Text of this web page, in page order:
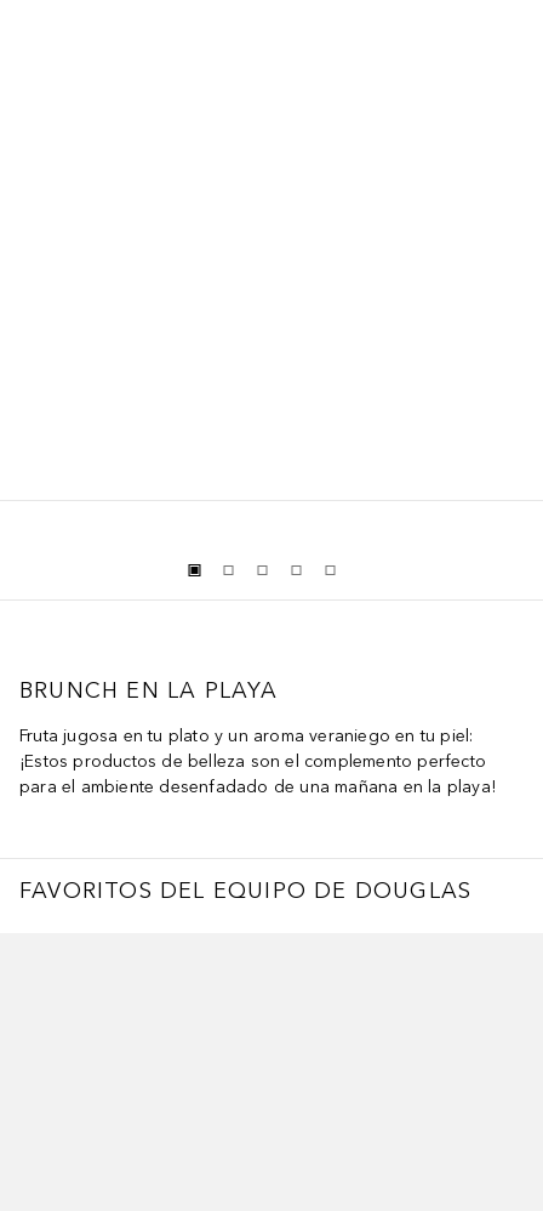
BRUNCH EN LA PLAYA
Fruta jugosa en tu plato y un aroma veraniego en tu piel:
¡Estos productos de belleza son el complemento perfecto
para el ambiente desenfadado de una mañana en la playa!
FAVORITOS DEL EQUIPO DE DOUGLAS